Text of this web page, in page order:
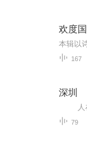
欢度
167
深圳
79